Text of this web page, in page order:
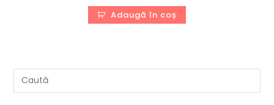
a
fost:
450,00 lei.
este:
Adaugă în coș